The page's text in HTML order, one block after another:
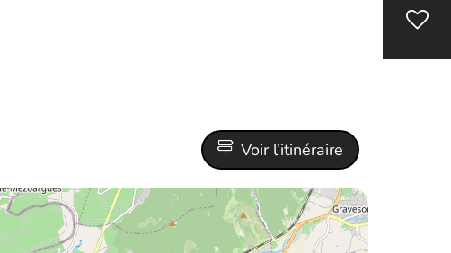
Voir l’itinéraire